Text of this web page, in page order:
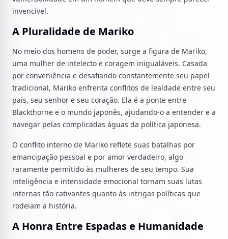
invencível.
A Pluralidade de Mariko
No meio dos homens de poder, surge a figura de Mariko,
uma mulher de intelecto e coragem inigualáveis. Casada
por conveniência e desafiando constantemente seu papel
tradicional, Mariko enfrenta conflitos de lealdade entre seu
país, seu senhor e seu coração. Ela é a ponte entre
Blackthorne e o mundo japonês, ajudando-o a entender e a
navegar pelas complicadas águas da política japonesa.
O conflito interno de Mariko reflete suas batalhas por
emancipação pessoal e por amor verdadeiro, algo
raramente permitido às mulheres de seu tempo. Sua
inteligência e intensidade emocional tornam suas lutas
internas tão cativantes quanto às intrigas políticas que
rodeiam a história.
A Honra Entre Espadas e Humanidade